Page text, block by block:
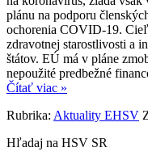
plánu na podporu
ochorenia COVID-19.
zdravotnej starostlivosti a
štátov. EÚ má v pláne
nepoužité predbežné
Čítať viac »
Rubrika: Aktuality EHSV
Hľadaj na HSV SR